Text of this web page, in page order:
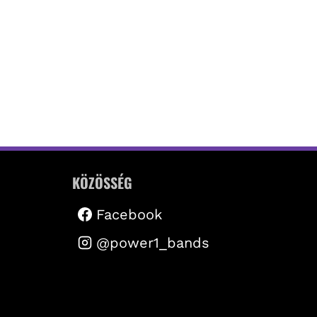
KÖZÖSSÉG
Facebook
@power1_bands